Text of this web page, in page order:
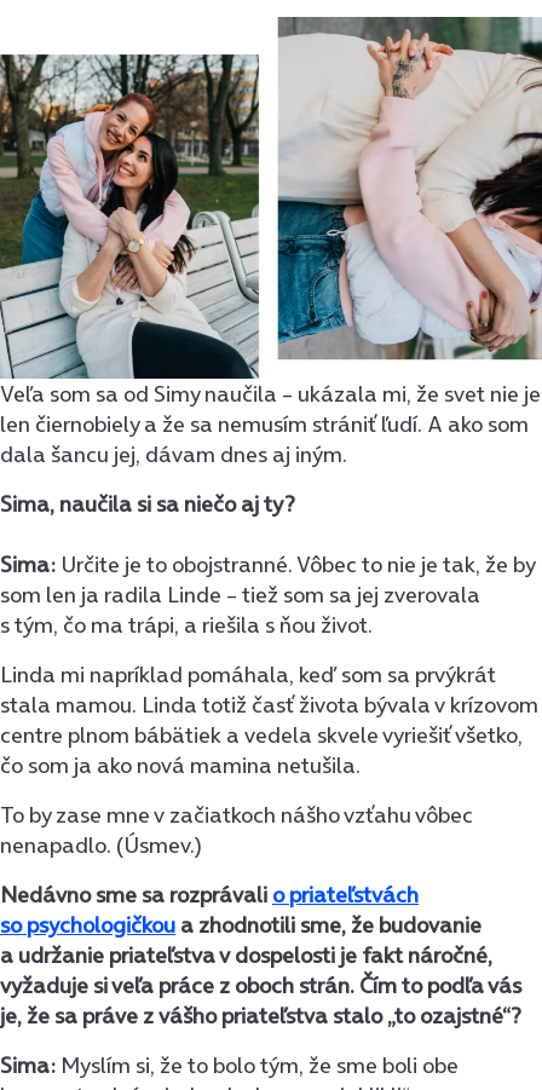
Veľa som sa od Simy naučila – ukázala mi, že svet nie je
len čiernobiely a že sa nemusím strániť ľudí. A ako som
dala šancu jej, dávam dnes aj iným.
Sima, naučila si sa niečo aj ty?
Sima: Určite je to obojstranné. Vôbec to nie je tak, že by
som len ja radila Linde – tiež som sa jej zverovala
s tým, čo ma trápi, a riešila s ňou život.
Linda mi napríklad pomáhala, keď som sa prvýkrát
stala mamou. Linda totiž časť života bývala v krízovom
centre plnom bábätiek a vedela skvele vyriešiť všetko,
čo som ja ako nová mamina netušila.
To by zase mne v začiatkoch nášho vzťahu vôbec
nenapadlo. (Úsmev.)
Nedávno sme sa rozprávali o priateľstvách
so psychologičkou a zhodnotili sme, že budovanie
a udržanie priateľstva v dospelosti je fakt náročné,
vyžaduje si veľa práce z oboch strán. Čím to podľa vás
je, že sa práve z vášho priateľstva stalo „to ozajstné“?
Sima: Myslím si, že to bolo tým, že sme boli obe